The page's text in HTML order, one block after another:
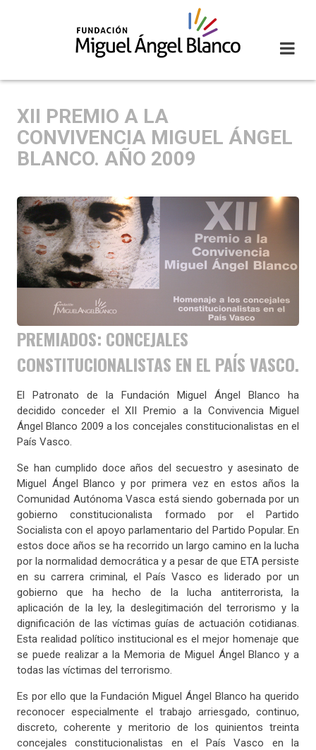
XII PREMIO A LA
CONVIVENCIA MIGUEL ÁNGEL
BLANCO. AÑO 2009
PREMIADOS: CONCEJALES
CONSTITUCIONALISTAS EN EL PAÍS VASCO.
El Patronato de la Fundación Miguel Ángel Blanco ha
decidido conceder el XII Premio a la Convivencia Miguel
Ángel Blanco 2009 a los concejales constitucionalistas en el
País Vasco.
Se han cumplido doce años del secuestro y asesinato de
Miguel Ángel Blanco y por primera vez en estos años la
Comunidad Autónoma Vasca está siendo gobernada por un
gobierno constitucionalista formado por el Partido
Socialista con el apoyo parlamentario del Partido Popular. En
estos doce años se ha recorrido un largo camino en la lucha
por la normalidad democrática y a pesar de que ETA persiste
en su carrera criminal, el País Vasco es liderado por un
gobierno que ha hecho de la lucha antiterrorista, la
aplicación de la ley, la deslegitimación del terrorismo y la
dignificación de las víctimas guías de actuación cotidianas.
Esta realidad político institucional es el mejor homenaje que
se puede realizar a la Memoria de Miguel Ángel Blanco y a
todas las víctimas del terrorismo.
Es por ello que la Fundación Miguel Ángel Blanco ha querido
reconocer especialmente el trabajo arriesgado, continuo,
discreto, coherente y meritorio de los quinientos treinta
concejales constitucionalistas en el País Vasco en la